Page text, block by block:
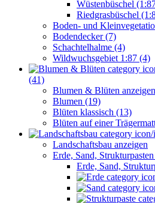
Wüstenbüschel
Riedgrasbüschel
Boden- und
Bodendecker (7)
Schachtelhalme (4)
Wildwuchsgebiet 1:87 (4)
(41)
Blumen & Blüten anzeigen
Blumen (19)
Blüten klassisch (13)
Blüten auf einer
Landschaftsbau anzeigen
Erde, Sand,
Erde, Sand,